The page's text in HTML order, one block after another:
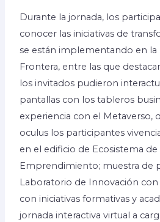
Durante la jornada, los
conocer las iniciativas de
se están implementando en la
Frontera, entre las que
los invitados pudieron
pantallas con los tableros
experiencia con el Metaverso,
oculus los participantes
en el edificio de Ecosistema
Emprendimiento; muestra de
Laboratorio de Innovación con
con iniciativas formativas y
jornada interactiva virtual a